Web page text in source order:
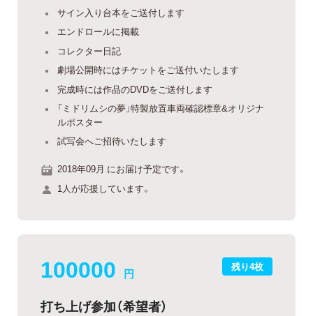
サイン入り台本をご送付します
エンドロールに掲載
コレクター日記
劇場公開時にはチケットをご送付いたします
完成時には作品のDVDをご送付します
「ミドリムシの夢」特製放置車両確認標章&オリジナ
ルポスター
試写会へご招待いたします
2018年09月 にお届け予定です。
1人が応援しています。
残り4枚
100000 円
打ち上げ参加（希望者）